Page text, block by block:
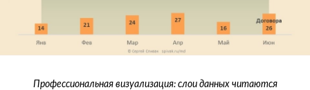
Профессиональная визуализация: слои данных читаются